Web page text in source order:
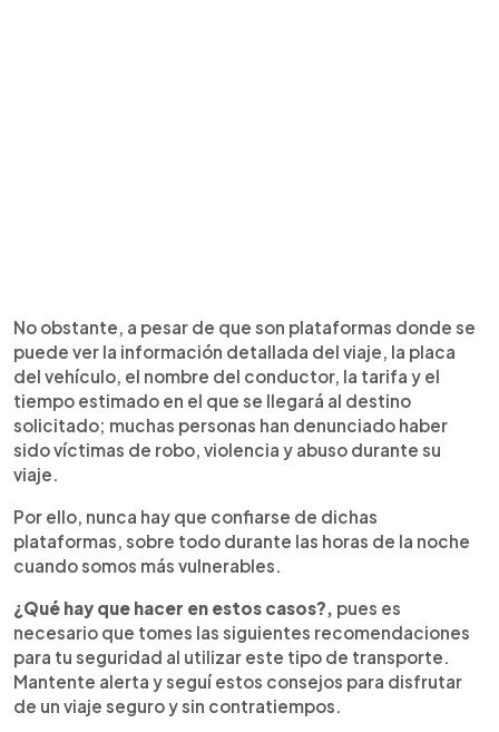
No obstante, a pesar de que son plataformas donde se
puede ver la información detallada del viaje, la placa
del vehículo, el nombre del conductor, la tarifa y el
tiempo estimado en el que se llegará al destino
solicitado; muchas personas han denunciado haber
sido víctimas de robo, violencia y abuso durante su
viaje.
Por ello, nunca hay que confiarse de dichas
plataformas, sobre todo durante las horas de la noche
cuando somos más vulnerables.
¿Qué hay que hacer en estos casos?, pues es
necesario que tomes las siguientes recomendaciones
para tu seguridad al utilizar este tipo de transporte.
Mantente alerta y seguí estos consejos para disfrutar
de un viaje seguro y sin contratiempos.